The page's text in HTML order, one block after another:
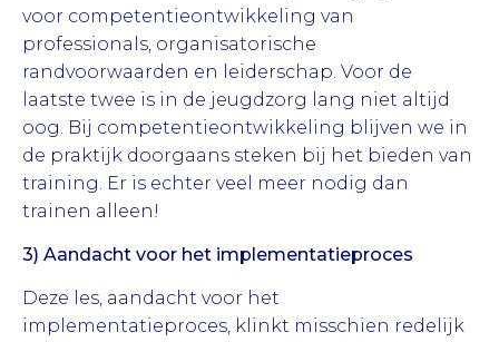
voor competentieontwikkeling van
professionals, organisatorische
randvoorwaarden en leiderschap. Voor de
laatste twee is in de jeugdzorg lang niet altijd
oog. Bij competentieontwikkeling blijven we in
de praktijk doorgaans steken bij het bieden van
training. Er is echter veel meer nodig dan
trainen alleen!
3) Aandacht voor het implementatieproces
Deze les, aandacht voor het
implementatieproces, klinkt misschien redelijk